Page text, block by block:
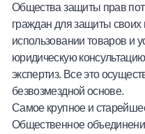
Общества защиты прав
граждан для защиты своих
использовании товаров и
юридическую
экспертиз. Все это
безвозмездной основе.
Самое крупное и
Общественное